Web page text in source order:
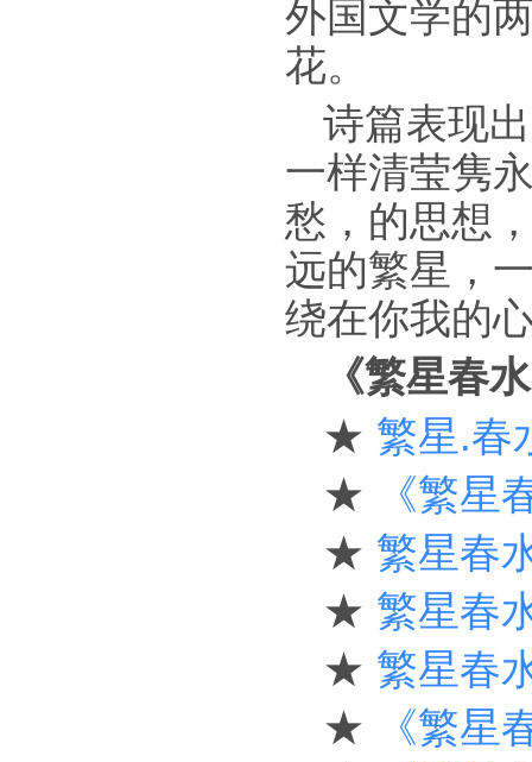
外国文学的
花。
诗篇表现
一样清莹隽
愁，的思想
远的繁星，
绕在你我的
《繁星春
★ 繁星.春
★
《繁星
★ 繁星春
★ 繁星春
★ 繁星春
★
《繁星